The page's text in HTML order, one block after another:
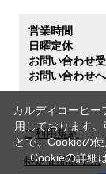
営業時間
日曜定休
お問い合わせ
お問い合わせ
ご利用規約
特定商品取引法
カルディコーヒー
用しております
とで、Cookieの
Cookieの詳細